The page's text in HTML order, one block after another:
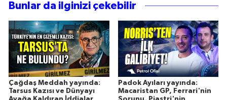
Bunlar da ilginizi çekebilir
Çağdaş Meddah yayında:
Tarsus Kazısı ve Dünyayı
Padok Ayıları yayında:
Macaristan GP, Ferrari'nin